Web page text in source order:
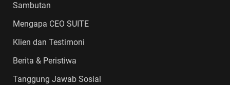
Sambutan
Mengapa CEO SUITE
Klien dan Testimoni
Berita & Peristiwa
Tanggung Jawab Sosial